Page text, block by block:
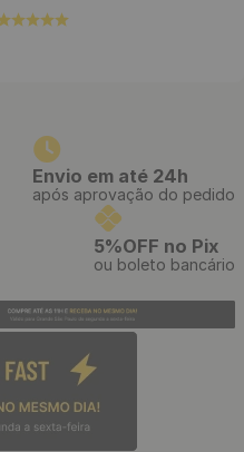
Envio em até 24h
após aprovação do pedido
5%OFF no Pix
ou boleto bancário